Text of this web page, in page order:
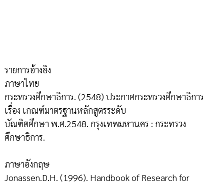
รายการอ้างอิง
ภาษาไทย
กระทรวงศึกษาธิการ. (2548) ประกาศกระทรวงศึกษาธิการ
เรื่อง เกณฑ์มาตรฐานหลักสูตรระดับ
บัณฑิตศึกษา พ.ศ.2548. กรุงเทพมหานคร : กระทรวง
ศึกษาธิการ.
ภาษาอังกฤษ
Jonassen.D.H. (1996). Handbook of Research for